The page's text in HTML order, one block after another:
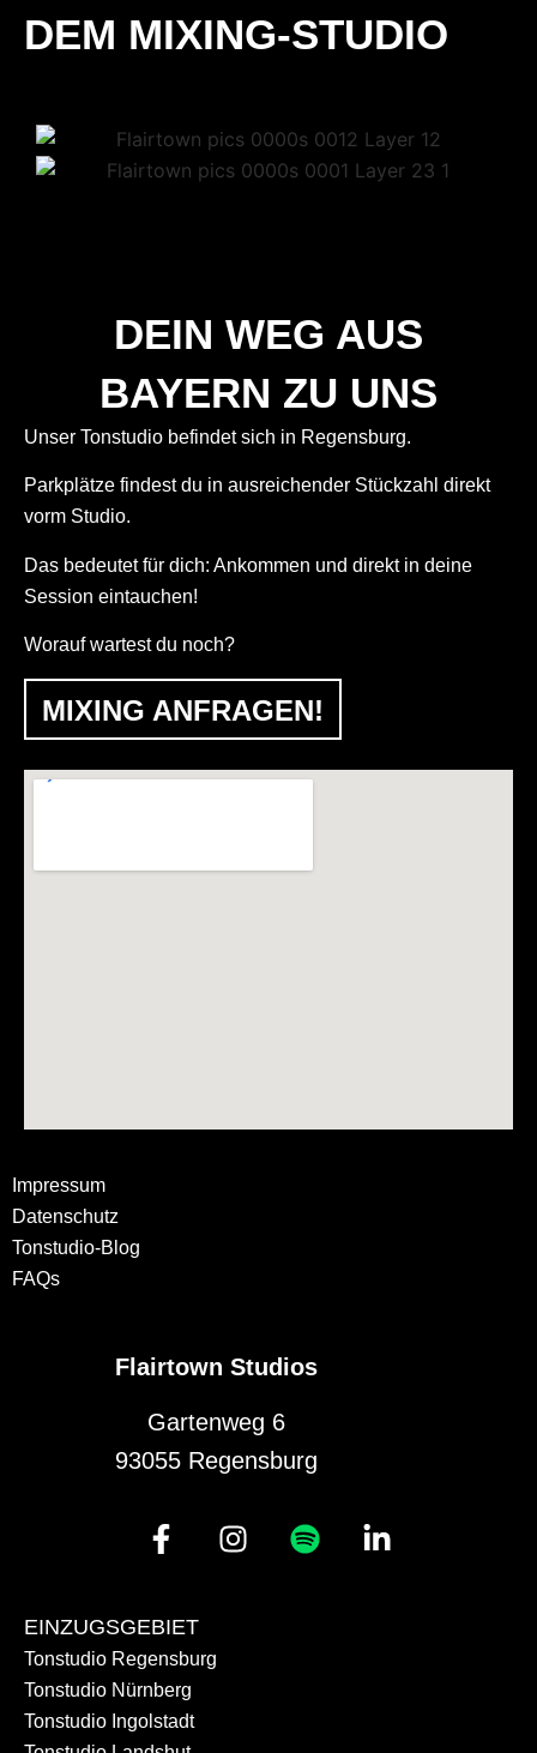
DEM MIXING-STUDIO
DEIN WEG AUS
BAYERN ZU UNS
Unser Tonstudio befindet sich in Regensburg.
Parkplätze findest du in ausreichender Stückzahl direkt
vorm Studio.
Das bedeutet für dich: Ankommen und direkt in deine
Session eintauchen!
Worauf wartest du noch?
MIXING ANFRAGEN!
Impressum
Datenschutz
Tonstudio-Blog
FAQs
Flairtown Studios
Gartenweg 6
93055 Regensburg
EINZUGSGEBIET
Tonstudio Regensburg
Tonstudio Nürnberg
Tonstudio Ingolstadt